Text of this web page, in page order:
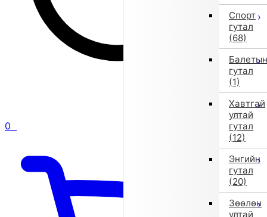
0
Спорт
гутал
(68)
Балетын
гутал
(1)
Хавтгай
ултай
гутал
(12)
Энгийн
гутал
(20)
Зөөлөн
ултай